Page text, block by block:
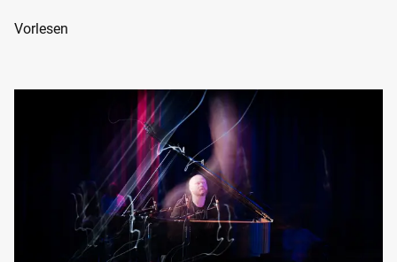
Vorlesen